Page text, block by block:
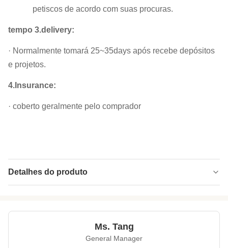
petiscos de acordo com suas procuras.
tempo 3.delivery:
· Normalmente tomará 25~35days após recebe depósitos
e projetos.
4.Insurance:
· coberto geralmente pelo comprador
Detalhes do produto
Sichuan e
Ms. Tang
General Manager